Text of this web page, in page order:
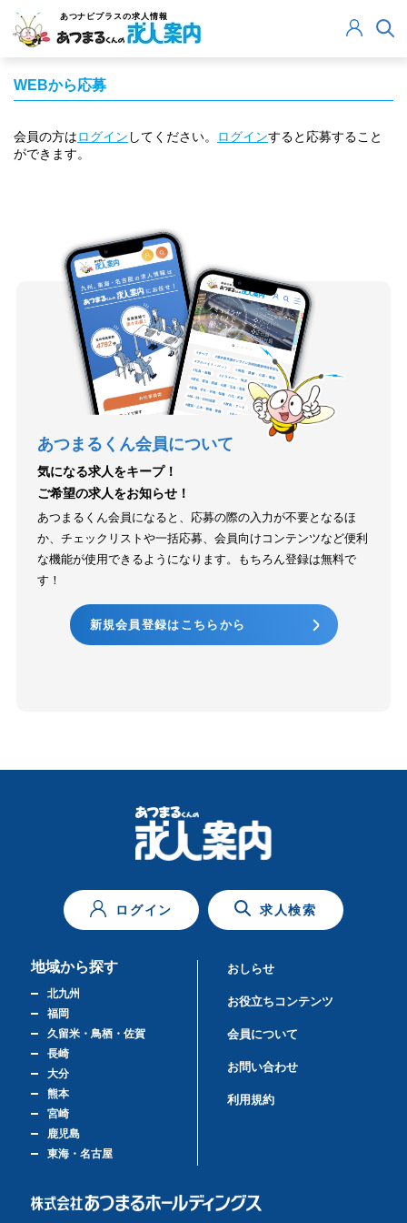
あつナビプラスの求人情報
WEBから応募
会員の方はログイン してください。 ログインすると応募すること
ができます。
あつまるくん会員について
気になる求人をキープ！
ご希望の求人をお知らせ！
あつまるくん会員になると、応募の際の入力が不要となるほ
か、チェックリストや一括応募、会員向けコンテンツなど便利
な機能が使用できるようになります。もちろん登録は無料で
す！
新規会員登録はこちらから
ログイン 求人検索
地域から探す
北九州
福岡
久留米・鳥栖・佐賀
長崎
大分
熊本
宮崎
鹿児島
東海・名古屋
おしらせ
お役立ちコンテンツ
会員について
お問い合わせ
利用規約